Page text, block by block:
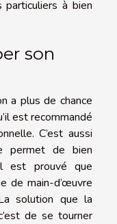
à bien
son
a plus de chance
est recommandé
C’est aussi
permet de bien
est prouvé que
de main-d’œuvre
solution que la
de se tourner